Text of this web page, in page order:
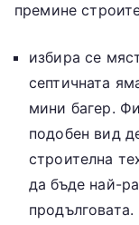
премине
избира се
септичната
мини багер.
подобен вид
строителна
да бъде най-